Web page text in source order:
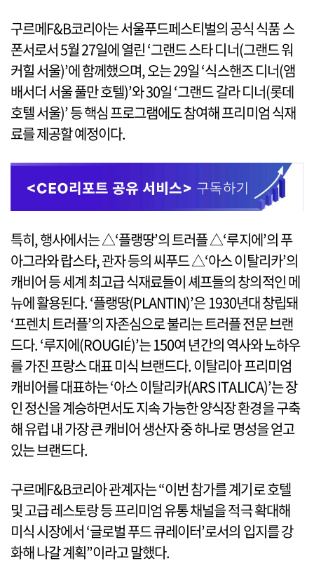
구르메F&B코리아는 서울푸드페스티벌의 공식 식품 스
폰서로서 5월 27일에 열린 ‘그랜드 스타 디너(그랜드 워
커힐 서울)’에 함께했으며, 오는 29일 ‘식스핸즈 디너(앰
배서더 서울 풀만 호텔)’와 30일 ‘그랜드 갈라 디너(롯데
호텔 서울)’ 등 핵심 프로그램에도 참여해 프리미엄 식재
료를 제공할 예정이다.
특히, 행사에서는 △‘플랭땅’의 트러플 △‘루지에’의 푸
아그라와 랍스타, 관자 등의 씨푸드 △‘아스 이탈리카’의
캐비어 등 세계 최고급 식재료들이 셰프들의 창의적인 메
뉴에 활용된다. ‘플랭땅(PLANTIN)’은 1930년대 창립돼
‘프렌치 트러플’의 자존심으로 불리는 트러플 전문 브랜
드다. ‘루지에(ROUGIÉ)’는 150여 년간의 역사와 노하우
를 가진 프랑스 대표 미식 브랜드다. 이탈리아 프리미엄
캐비어를 대표하는 ‘아스 이탈리카(ARS ITALICA)’는 장
인 정신을 계승하면서도 지속 가능한 양식장 환경을 구축
해 유럽 내 가장 큰 캐비어 생산자 중 하나로 명성을 얻고
있는 브랜드다.
구르메F&B코리아 관계자는 “이번 참가를 계기로 호텔
및 고급 레스토랑 등 프리미엄 유통 채널을 적극 확대해
미식 시장에서 ‘글로벌 푸드 큐레이터’로서의 입지를 강
화해 나갈 계획”이라고 말했다.